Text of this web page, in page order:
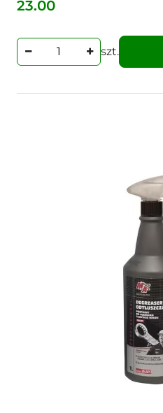
Cena:
23.00
szt.